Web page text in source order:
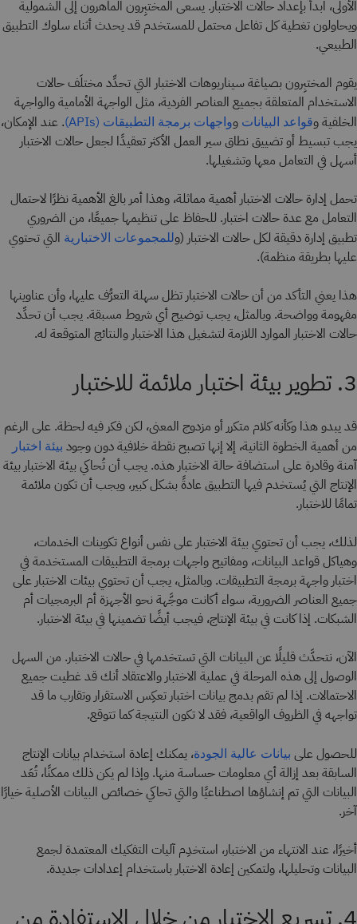
الأولى، ابدأ بإعداد حالات الاختبار. يسعى المختبِرون الماهرون إلى الشمولية
ويحاولون تغطية كل تفاعل محتمل للمستخدم قد يحدث أثناء سلوك التطبيق
الطبيعي.
يقوم المختبِرون بصياغة سيناريوهات الاختبار التي تحدِّد مختلَف حالات
الاستخدام المتعلقة بجميع العناصر الفردية، مثل الواجهة الأمامية والواجهة
الخلفية وقواعد البيانات وواجهات برمجة التطبيقات (APIs)
. عند الإمكان،
يجب تبسيط أو تضييق نطاق سير العمل الأكثر تعقيدًا لجعل حالات الاختبار
أسهل في التعامل معها وتشغيلها.
تحمل إدارة حالات الاختبار أهمية مماثلة، وهذا أمر بالغ الأهمية نظرًا لاحتمال
التعامل مع عدة حالات اختبار. للحفاظ على تنظيمها جميعًا، من الضروري
تطبيق إدارة دقيقة لكل حالات الاختبار (وللمجموعات الاختبارية التي تحتوي
عليها بطريقة منظمة).
هذا يعني التأكد من أن حالات الاختبار تظل سهلة التعرُّف عليها، وأن عناوينها
مفهومة وواضحة. وبالمثل، يجب توضيح أي شروط مسبقة. يجب أن تحدِّد
حالات الاختبار الموارد اللازمة لتشغيل هذا الاختبار والنتائج المتوقعة له.
3. تطوير بيئة اختبار ملائمة للاختبار
قد يبدو هذا وكأنه كلام متكرر أو مزدوج المعنى، لكن فكر فيه لحظة. على الرغم
من أهمية الخطوة الثانية، إلا إنها تصبح نقطة خلافية دون وجود بيئة اختبار
آمنة وقادرة على استضافة حالة الاختبار هذه. يجب أن تُحاكي بيئة الاختبار بيئة
الإنتاج التي يُستخدم فيها التطبيق عادةً بشكل كبير، ويجب أن تكون ملائمة
تمامًا للاختبار.
لذلك، يجب أن تحتوي بيئة الاختبار على نفس أنواع تكوينات الخدمات،
وهياكل قواعد البيانات، ومفاتيح واجهات برمجة التطبيقات المستخدمة في
اختبار واجهة برمجة التطبيقات. وبالمثل، يجب أن تحتوي بيئات الاختبار على
جميع العناصر الضرورية، سواء أكانت موجَّهة نحو الأجهزة أم البرمجيات أم
الشبكات. إذا كانت في بيئة الإنتاج، فيجب أيضًا تضمينها في بيئة الاختبار.
الآن، نتحدَّث قليلًا عن البيانات التي تستخدمها في حالات الاختبار. من السهل
الوصول إلى هذه المرحلة في عملية الاختبار والاعتقاد أنك قد غطيت جميع
الاحتمالات. إذا لم تقم بدمج بيانات اختبار تعكِس الاستقرار وتقارب ما قد
تواجهه في الظروف الواقعية، فقد لا تكون النتيجة كما تتوقع.
للحصول على بيانات عالية الجودة، يمكنك إعادة استخدام بيانات الإنتاج
السابقة بعد إزالة أي معلومات حساسة منها. وإذا لم يكن ذلك ممكنًا، تُعَد
البيانات التي تم إنشاؤها اصطناعيًا والتي تحاكي خصائص البيانات الأصلية خيارًا
آخر.
أخيرًا، عند الانتهاء من الاختبار، استخدِم آليات التفكيك المعتمدة لجمع
البيانات وتحليلها، ولتمكين إعادة الاختبار باستخدام إعدادات جديدة.